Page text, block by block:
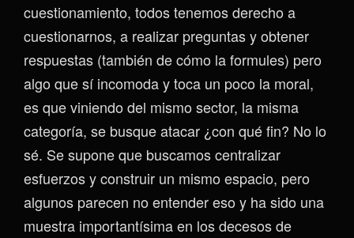
cuestionamiento, todos tenemos derecho a
cuestionarnos, a realizar preguntas y obtener
respuestas (también de cómo la formules) pero
algo que sí incomoda y toca un poco la moral,
es que viniendo del mismo sector, la misma
categoría, se busque atacar ¿con qué fin? No lo
sé. Se supone que buscamos centralizar
esfuerzos y construir un mismo espacio, pero
algunos parecen no entender eso y ha sido una
muestra importantísima en los decesos de